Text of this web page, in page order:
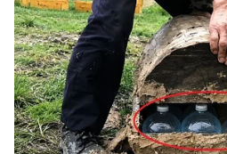
വിമാനയാത്രയില്‍
സീറ്റ്'; ഇന്‍ഡിഗോ വലിയ